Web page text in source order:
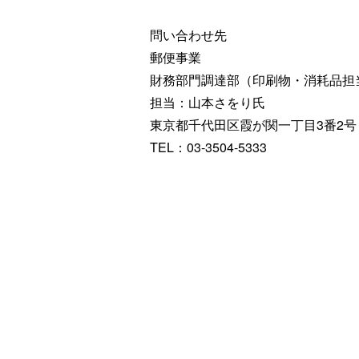
問い合わせ先
郵便事業
財務部門調達部（印刷物・消耗品担
担当：山本さをり氏
東京都千代田区霞が関一丁目3番2号
TEL：03-3504-5333